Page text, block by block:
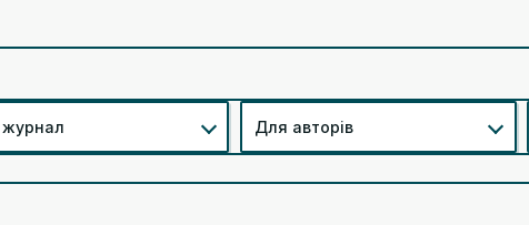
Для авторів